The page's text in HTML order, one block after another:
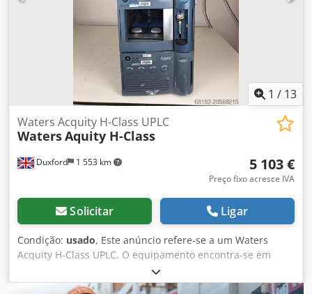
1 / 13
Duxford 1 553 km
Waters Acquity H-Class UPLC
WatersAquity H-Class
5 103 €
Preço fixo acresce IVA
Solicitar Ligar
Condição: usado, Este anúncio refere-se a um Waters
Acquity H-Class UPLC. O equipamento encontra-se em
perfeito estado de funcionamento e pronto para entrega
imediata. O conjunto inclui: - Detector PDA - Gerenciador